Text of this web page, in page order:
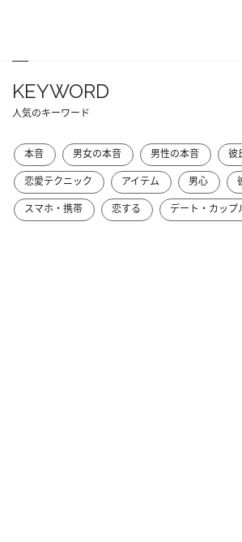
KEYWORD
人気のキーワード
本音 男女の本音 男性の本音 彼
恋愛テクニック
アイテム 男心
スマホ・携帯
恋する デート・カップ